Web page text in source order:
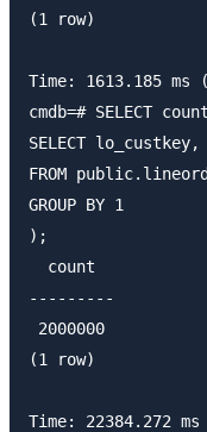
(1 row)
Time: 1613.185 ms
cmdb=# SELECT
SELECT
FROM
GROUP BY 1
);
  count
---------
2000000
(1 row)
Time: 22384.272